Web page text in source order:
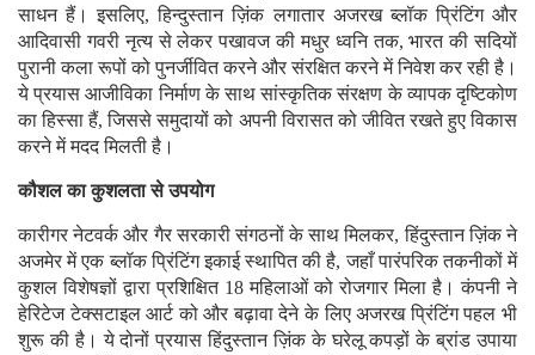
साधन हैं। इसलिए, हिन्दुस्तान ज़िंक लगातार अजरख ब्लॉक प्रिंटिंग और
आदिवासी गवरी नृत्य से लेकर पखावज की मधुर ध्वनि तक, भारत की सदियों
पुरानी कला रूपों को पुनर्जीवित करने और संरक्षित करने में निवेश कर रही है।
ये प्रयास आजीविका निर्माण के साथ सांस्कृतिक संरक्षण के व्यापक दृष्टिकोण
का हिस्सा हैं, जिससे समुदायों को अपनी विरासत को जीवित रखते हुए विकास
करने में मदद मिलती है।
कौशल का कुशलता से उपयोग
कारीगर नेटवर्क और गैर सरकारी संगठनों के साथ मिलकर, हिंदुस्तान ज़िंक ने
अजमेर में एक ब्लॉक प्रिंटिंग इकाई स्थापित की है, जहाँ पारंपरिक तकनीकों में
कुशल विशेषज्ञों द्वारा प्रशिक्षित 18 महिलाओं को रोजगार मिला है। कंपनी ने
हेरिटेज टेक्सटाइल आर्ट को और बढ़ावा देने के लिए अजरख प्रिंटिंग पहल भी
शुरू की है। ये दोनों प्रयास हिंदुस्तान ज़िंक के घरेलू कपड़ों के ब्रांड उपाया